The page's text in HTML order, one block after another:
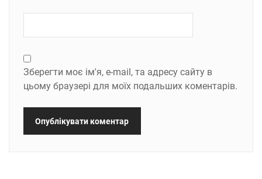
Зберегти моє ім'я, e-mail, та адресу сайту в
цьому браузері для моїх подальших коментарів.